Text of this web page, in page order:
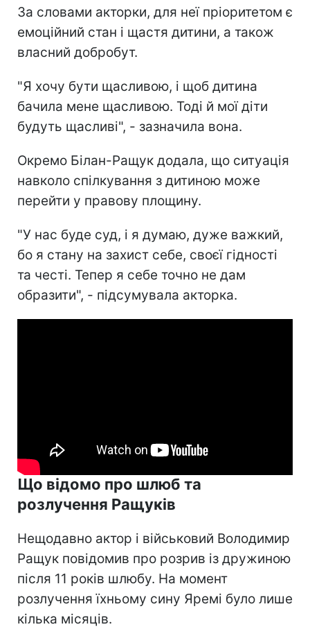
За словами акторки, для неї пріоритетом є
емоційний стан і щастя дитини, а також
власний добробут.
"Я хочу бути щасливою, і щоб дитина
бачила мене щасливою. Тоді й мої діти
будуть щасливі", - зазначила вона.
Окремо Білан-Ращук додала, що ситуація
навколо спілкування з дитиною може
перейти у правову площину.
"У нас буде суд, і я думаю, дуже важкий,
бо я стану на захист себе, своєї гідності
та честі. Тепер я себе точно не дам
образити", - підсумувала акторка.
Що відомо про шлюб та
розлучення Ращуків
Нещодавно актор і військовий Володимир
Ращук повідомив про розрив із дружиною
після 11 років шлюбу. На момент
розлучення їхньому сину Яремі було лише
кілька місяців.